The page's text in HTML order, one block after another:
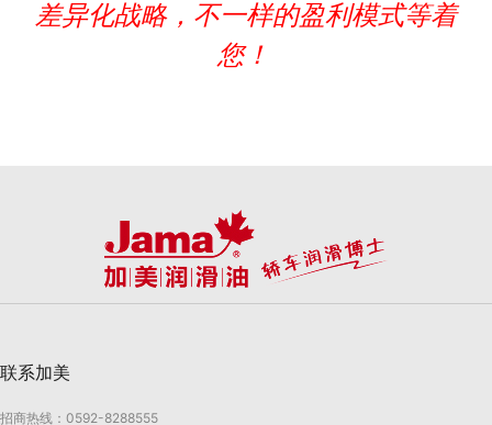
差异化战略，不一样的盈利模式等着
您！
联系加美
招商热线：0592-8288555